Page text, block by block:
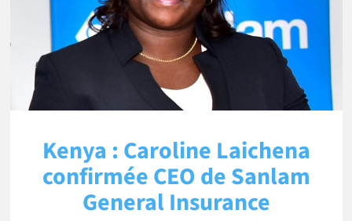
Kenya : Caroline Laichena
confirmée CEO de Sanlam
General Insurance